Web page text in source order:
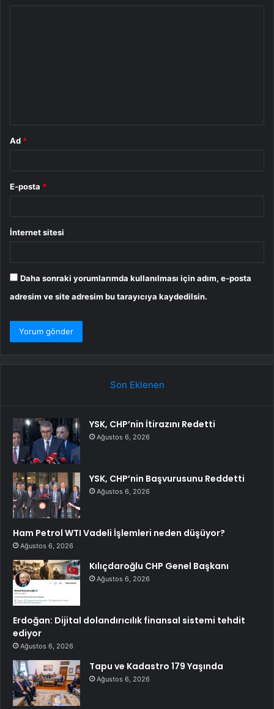
Ad *
E-posta *
İnternet sitesi
Daha sonraki yorumlarımda kullanılması için adım, e-posta
adresim ve site adresim bu tarayıcıya kaydedilsin.
Son Eklenen
YSK, CHP’nin İtirazını Redetti
Ağustos 6, 2026
YSK, CHP’nin Başvurusunu Reddetti
Ağustos 6, 2026
Ham Petrol WTI Vadeli İşlemleri neden düşüyor?
Ağustos 6, 2026
Kılıçdaroğlu CHP Genel Başkanı
Ağustos 6, 2026
Erdoğan: Dijital dolandırıcılık finansal sistemi tehdit
ediyor
Ağustos 6, 2026
Tapu ve Kadastro 179 Yaşında
Ağustos 6, 2026